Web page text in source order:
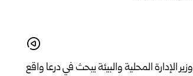
وزير الإدارة المحلية والبيئة يبحث في درعا واقع